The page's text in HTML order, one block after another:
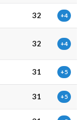
32 +4
32 +4
31 +5
31 +5